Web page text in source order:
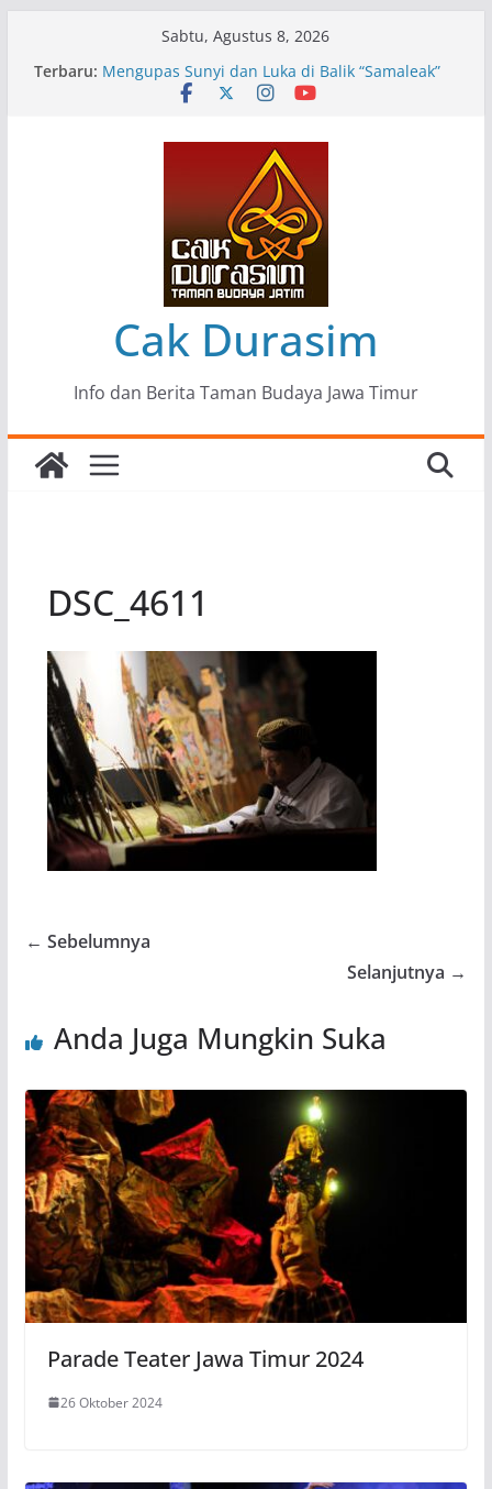
Sabtu, Agustus 8, 2026
Terbaru: Pameran Lukisan Komunitas Patria Seni Rupa
Kota Blitar : Ketika “Bergerak” Menjadi Mantra
Mengupas Sunyi dan Luka di Balik “Samaleak”
Menjaga Marwah Seni dan Budaya: Catatan
Kunjungan Kerja Ir. Bambang Haryo Soekartono
(BHS) Anggota DPR RI ke Taman Budaya Jawa
Pameran Tunggal 35 Karya Agus Koecink
“Tumbang Tambang”, Ungkapan Kritis Tentang
Derita Pekerja Pertambangan
Cak Durasim
Info dan Berita Taman Budaya Jawa Timur
DSC_4611
← Sebelumnya
Selanjutnya →
Anda Juga Mungkin Suka
Parade Teater Jawa Timur 2024
26 Oktober 2024